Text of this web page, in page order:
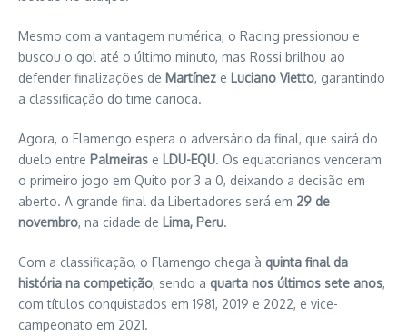
Mesmo com a vantagem numérica, o Racing pressionou e
buscou o gol até o último minuto, mas Rossi brilhou ao
defender finalizações de Martínez e Luciano Vietto, garantindo
a classificação do time carioca.
Agora, o Flamengo espera o adversário da final, que sairá do
duelo entre Palmeiras e LDU-EQU. Os equatorianos venceram
o primeiro jogo em Quito por 3 a 0, deixando a decisão em
aberto. A grande final da Libertadores será em 29 de
novembro, na cidade de Lima, Peru.
Com a classificação, o Flamengo chega à quinta final da
história na competição, sendo a quarta nos últimos sete anos,
com títulos conquistados em 1981, 2019 e 2022, e vice-
campeonato em 2021.